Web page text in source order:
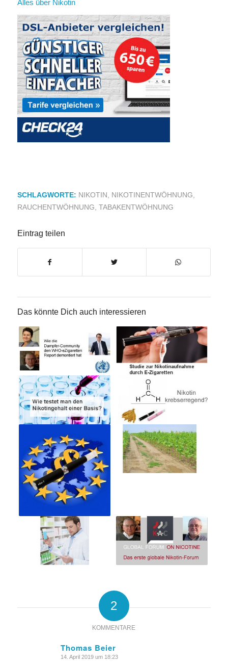
Alles über Nikotin
SCHLAGWORTE: NIKOTIN NIKOTINENTWÖHNUNG
RAUCHENTWÖHNUNG TABAKENTWÖHNUNG
Eintrag teilen
Das könnte Dich auch interessieren
2
KOMMENTARE
Thomas Beier
sagte:
14. April 2019 um 18:23